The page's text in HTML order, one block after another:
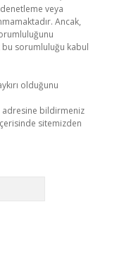
veya
Ancak,
sorumluluğu kabul
olduğunu
adresine bildirmeniz
sitemizden